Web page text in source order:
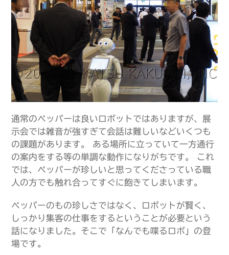
通常のペッパーは良いロボットではありますが、展
示会では雑音が強すぎて会話は難しいなどいくつも
の課題があります。 ある場所に立っていて一方通行
の案内をする等の単調な動作になりがちです。 これ
では、ペッパーが珍しいと思ってくださっている職
人の方でも触れ合ってすぐに飽きてしまいます。
ペッパーのもの珍しさではなく、ロボットが賢く、
しっかり集客の仕事をするということが必要という
話になりました。そこで「なんでも喋るロボ」の登
場です。